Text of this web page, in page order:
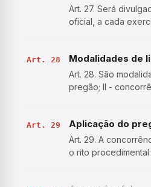
bens reciclados,
Art. 27. Será
oficial, a cada
Lei , com indicação
destinados a cada…
Art. 28 Modalidades de
Art. 28. São
pregão; II -
artigo, a
pr…
Art. 29 Aplicação do
Art. 29. A
o rito